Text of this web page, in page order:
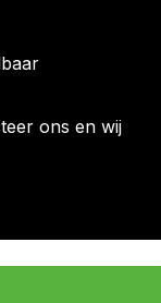
ons en wij